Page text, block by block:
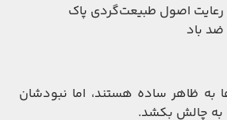
رعایت اصول طبیعت‌گردی پاک
باد
به ظاهر ساده هستند، اما نبودشان
به چالش بکشد.